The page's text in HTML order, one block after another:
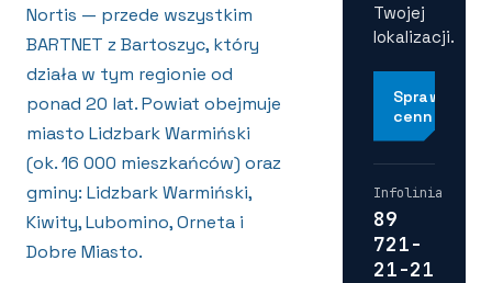
Nortis — przede wszystkim
BARTNET z Bartoszyc, który
działa w tym regionie od
ponad 20 lat. Powiat obejmuje
miasto Lidzbark Warmiński
(ok. 16 000 mieszkańców) oraz
gminy: Lidzbark Warmiński,
Kiwity, Lubomino, Orneta i
Dobre Miasto.
Twojej
lokalizacji.
Sprawdź
cennik
Infolinia
89
721-
21-21